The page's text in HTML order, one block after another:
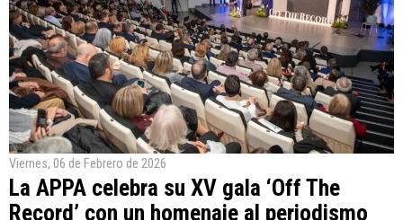
Viernes, 06 de Febrero de 2026
La APPA celebra su XV gala ‘Off The
Record’ con un homenaje al periodismo